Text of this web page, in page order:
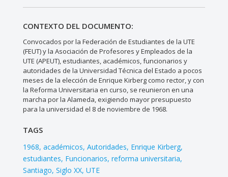
CONTEXTO DEL DOCUMENTO:
Convocados por la Federación de Estudiantes de la UTE
(FEUT) y la Asociación de Profesores y Empleados de la
UTE (APEUT), estudiantes, académicos, funcionarios y
autoridades de la Universidad Técnica del Estado a pocos
meses de la elección de Enrique Kirberg como rector, y con
la Reforma Universitaria en curso, se reunieron en una
marcha por la Alameda, exigiendo mayor presupuesto
para la universidad el 8 de noviembre de 1968.
TAGS
1968 académicos Autoridades Enrique Kirberg
estudiantes Funcionarios reforma universitaria
Santiago Siglo XX UTE